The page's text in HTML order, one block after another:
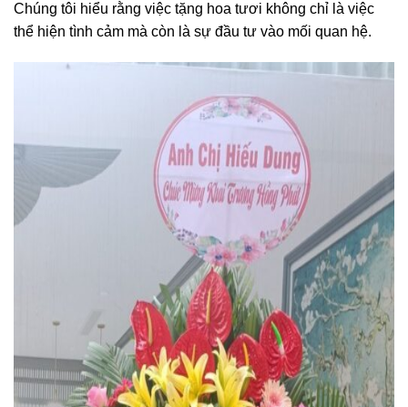
Chúng tôi hiểu rằng việc tặng hoa tươi không chỉ là việc
thể hiện tình cảm mà còn là sự đầu tư vào mối quan hệ.